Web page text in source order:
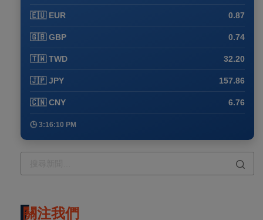
🇪🇺 EUR 0.87
🇬🇧 GBP 0.74
🇹🇼 TWD 32.20
🇯🇵 JPY 157.86
🇨🇳 CNY 6.76
🕒 3:16:10 PM
關注我們